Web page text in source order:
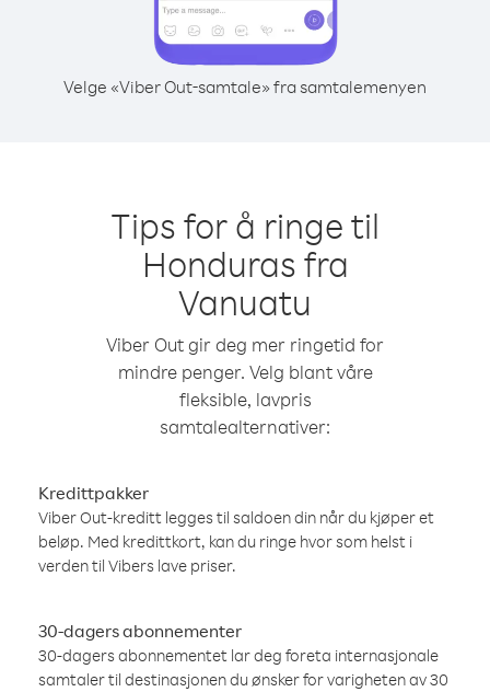
Velge «Viber Out-samtale» fra samtalemenyen
Tips for å ringe til
Honduras fra
Vanuatu
Viber Out gir deg mer ringetid for
mindre penger. Velg blant våre
fleksible, lavpris
samtalealternativer:
Kredittpakker
Viber Out-kreditt legges til saldoen din når du kjøper et
beløp. Med kredittkort, kan du ringe hvor som helst i
verden til Vibers lave priser.
30-dagers abonnementer
30-dagers abonnementet lar deg foreta internasjonale
samtaler til destinasjonen du ønsker for varigheten av 30